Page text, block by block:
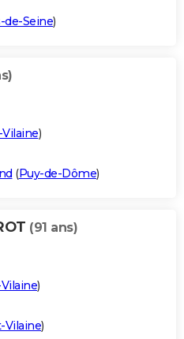
de-Seine)
)
(Puy-de-Dôme)
(91 ans)
)
Vilaine)